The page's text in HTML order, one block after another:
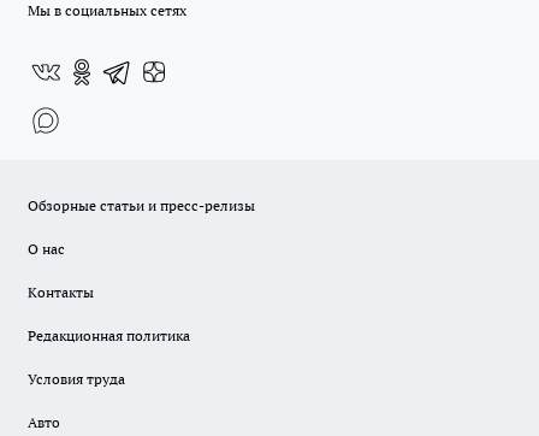
Мы в социальных сетях
Обзорные статьи и пресс-релизы
О нас
Контакты
Редакционная политика
Условия труда
Авто